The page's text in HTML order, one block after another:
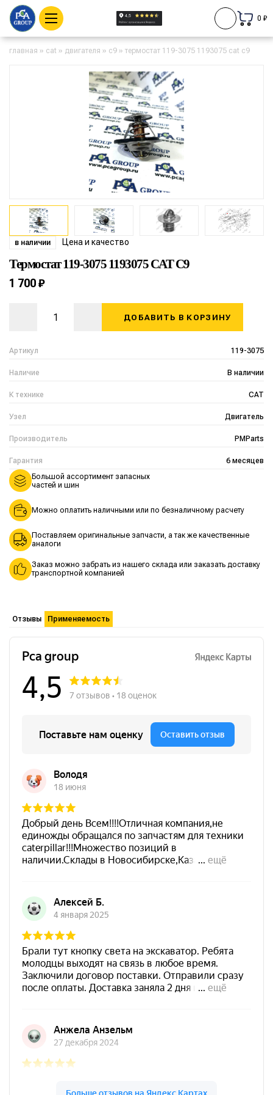
0 ₽
главная » cat » двигателя » c9 » термостат 119-3075 1193075 cat c9
в наличии Цена и качество
Термостат 119-3075 1193075 CAT C9
Артикул 119-3075
Наличие В наличии
К технике CAT
Узел Двигатель
Производитель PMParts
Гарантия 6 месяцев
1 700 ₽
ДОБАВИТЬ В КОРЗИНУ
Большой ассортимент запасных
частей и шин
Можно оплатить наличными или по безналичному расчету
Поставляем оригинальные запчасти, а так же качественные
аналоги
Заказ можно забрать из нашего склада или заказать доставку
транспортной компанией
Отзывы Применяемость